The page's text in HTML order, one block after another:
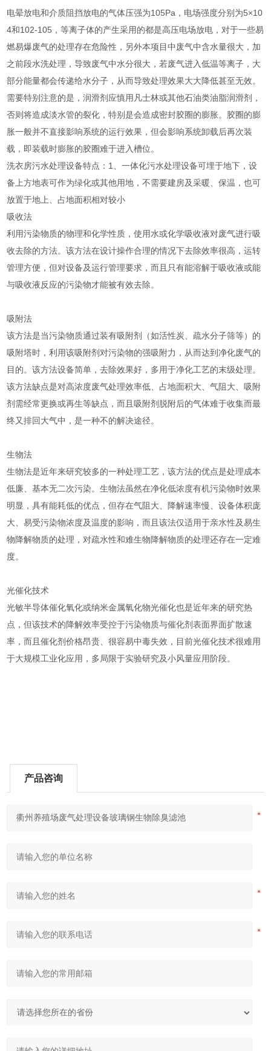
电晕放电和介质阻挡放电的气体压强为105Pa，电场强度分别为5×10
4和102-105，等离子体的产生采用的都是高压电场放电，对于一些易
燃易爆废气的处理存在危险性，另外本项目中废气中含水量很大，加
之前段水洗处理，导致废气中水分很大，若废气进入低温等离子，大
部分能量都会传递给水分子，从而导致处理效果大大降低甚至无效。
需要特别注意的是，润滑剂应慎用凡士林或其他石油类油脂润滑剂，
否则将造成淡水管的裂化，特别是会造成密封胶圈的膨胀。胶圈的膨
胀一般并不直接影响系统的运行效果，但会影响系统卸载后再次装
载，即装载时膨胀的胶圈难于进入槽位。
洗衣房污水处理设备特点：1、一体化污水处理设备可埋于地下，设
备上方地表可作为绿化或其他用地，不需要建房及采暖、保温，也可
放置于地上、占地面积相对较小
吸收法
利用污染物质的物理和化学性质，使用水或化学吸收液对废气进行吸
收去除的方法。该方法在设计操作合理的情况下去除效率很高，运转
管理方便，但对设备及运行管理要求，而且只有能溶解于吸收液或能
与吸收液反应的污染物才能被有效去除。
吸附法
该方法是当污染物质通过装有吸附剂（如活性炭、疏水分子筛等）的
吸附塔时，利用该吸附剂对污染物的强吸附力，从而达到净化废气的
目的。该方法设备简单，去除效果好，多用于净化工艺的末级处理。
该方法缺点是对高浓度废气处理效率低、占地面积大、气阻大、吸附
剂需经常更换或再生等缺点，而且吸附剂脱附后的气体难于收集而最
终又排回大气中，是一种不的解决途径。
生物法
生物法是近年来研究较多的一种处理工艺，该方法的优点是处理成本
低廉、基本无二次污染。生物法虽然在净化低浓度有机污染物时效果
明显，具有能耗低的优点，但存在气阻大、降解速率慢、设备体积庞
大、易受污染物浓度及温度的影响，而且该法仅适用于亲水性及易生
物降解物质的处理，对疏水性和难生物降解物质的处理还存在一定难
度。
光催化技术
光敏半导体催化氧化或纳米金属氧化物光催化也是近年来的研究热
点，但该技术的降解效率受控于污染物质与催化剂表面界面扩散速
率，而且催化剂价格昂贵、很容易中毒失效，目前光催化技术很难用
于大规模工业化应用，多局限于实验研究及小风量应用阶段。
产品咨询